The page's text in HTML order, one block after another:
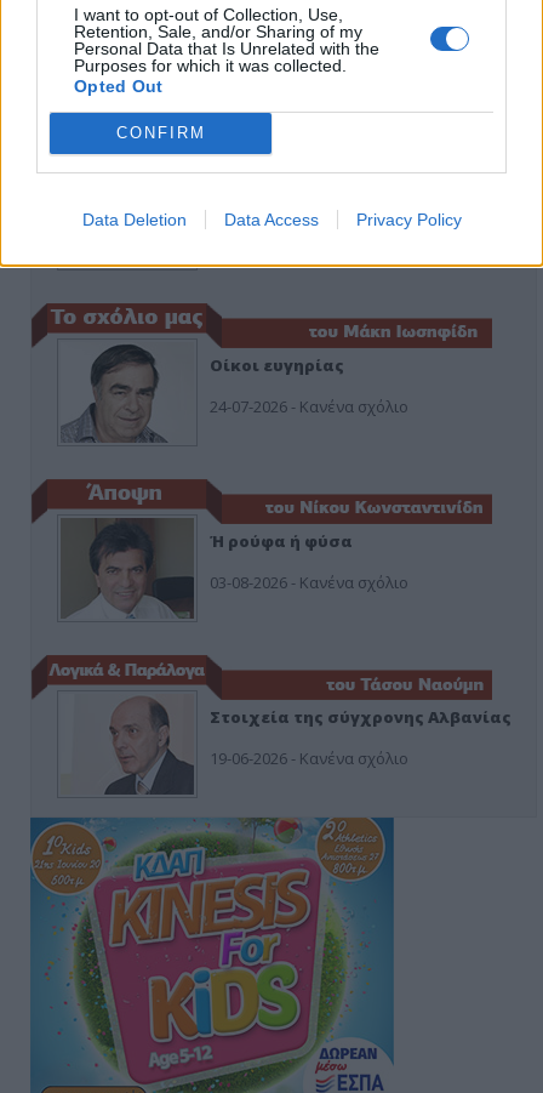
I want to opt-out of Collection, Use,
Retention, Sale, and/or Sharing of my
Personal Data that Is Unrelated with the
Purposes for which it was collected.
Opted Out
CONFIRM
Data Deletion Data Access Privacy Policy
Κιλκίς προς Χατζηδάκη: Στηρίξτε
εμπράκτως την περιφέρεια – μειώσ…
11-06-2026 - Κανένα σχόλιο
03-08-2026 - Κανένα σχόλιο
Οίκοι ευγηρίας
24-07-2026 - Κανένα σχόλιο
Ή ρούφα ή φύσα
03-08-2026 - Κανένα σχόλιο
Στοιχεία της σύγχρονης Αλβανίας
19-06-2026 - Κανένα σχόλιο